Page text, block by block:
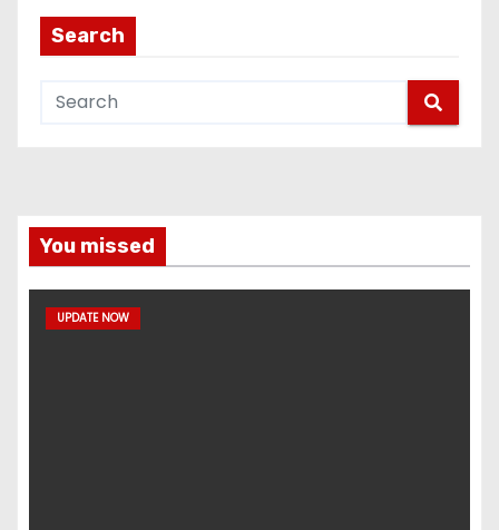
Search
You missed
UPDATE NOW